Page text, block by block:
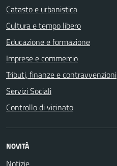
Catasto e urbanistica
Cultura e tempo libero
Educazione e formazione
Imprese e commercio
Tributi, finanze e contravvenzioni
Servizi Sociali
Controllo di vicinato
NOVITÀ
Notizie